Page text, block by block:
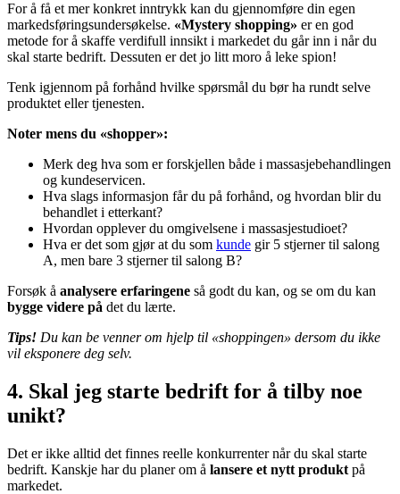
For å få et mer konkret inntrykk kan du gjennomføre din egen
markedsføringsundersøkelse. «Mystery shopping» er en god
metode for å skaffe verdifull innsikt i markedet du går inn i når du
skal starte bedrift. Dessuten er det jo litt moro å leke spion!
Tenk igjennom på forhånd hvilke spørsmål du bør ha rundt selve
produktet eller tjenesten.
Noter mens du «shopper»:
Merk deg hva som er forskjellen både i massasjebehandlingen
og kundeservicen.
Hva slags informasjon får du på forhånd, og hvordan blir du
behandlet i etterkant?
Hvordan opplever du omgivelsene i massasjestudioet?
Hva er det som gjør at du som kunde gir 5 stjerner til salong
A, men bare 3 stjerner til salong B?
Forsøk å analysere erfaringene så godt du kan, og se om du kan
bygge videre på det du lærte.
Tips! Du kan be venner om hjelp til «shoppingen» dersom du ikke
vil eksponere deg selv.
4. Skal jeg starte bedrift for å tilby noe
unikt?
Det er ikke alltid det finnes reelle konkurrenter når du skal starte
bedrift. Kanskje har du planer om å lansere et nytt produkt på
markedet.